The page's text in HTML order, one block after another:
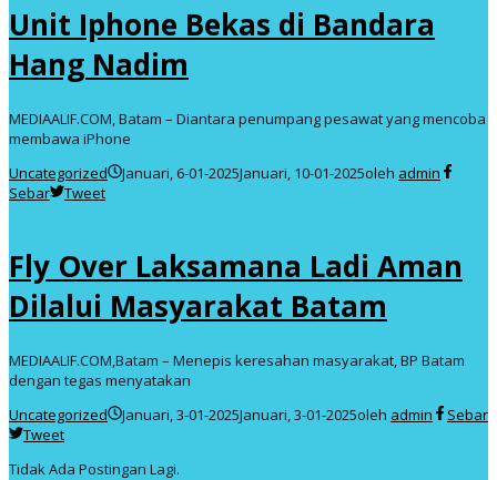
Unit Iphone Bekas di Bandara
Hang Nadim
MEDIAALIF.COM, Batam – Diantara penumpang pesawat yang mencoba
membawa iPhone
Uncategorized
Januari, 6-01-2025Januari, 10-01-2025oleh admin
Sebar
Tweet
Fly Over Laksamana Ladi Aman
Dilalui Masyarakat Batam
MEDIAALIF.COM,Batam – Menepis keresahan masyarakat, BP Batam
dengan tegas menyatakan
Uncategorized
Januari, 3-01-2025Januari, 3-01-2025oleh admin
Sebar
Tweet
Tidak Ada Postingan Lagi.